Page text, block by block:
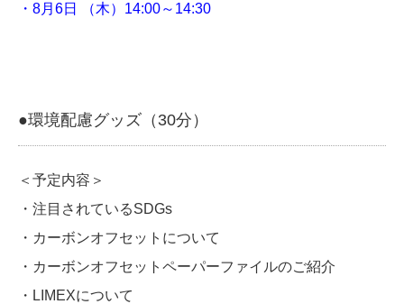
・8月6日 （木）14:00～14:30
●環境配慮グッズ（30分）
＜予定内容＞
・注目されているSDGs
・カーボンオフセットについて
・カーボンオフセットペーパーファイルのご紹介
・LIMEXについて